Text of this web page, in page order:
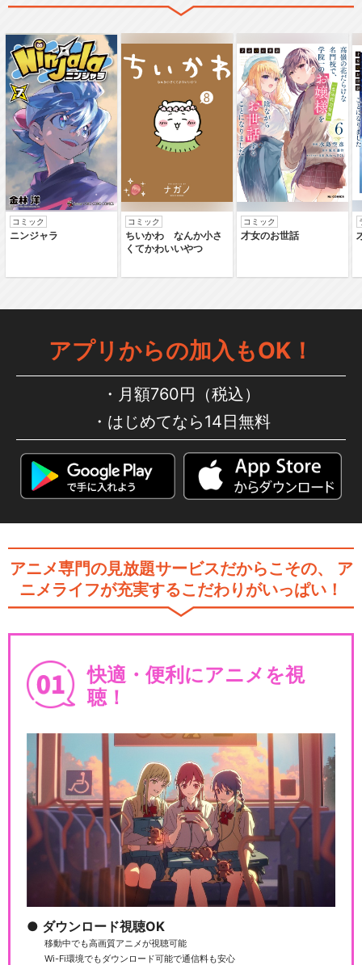
弱虫ペダル Ｒｅ：ＲＩＤＥ
弱虫ペダル Ｒｅ：ＲＯＡＤ
劇場版 弱虫ペダル
弱虫ペダル Re：GENERATIO
N
舞台『弱虫ペダル』The Cad
ence！
篇～眠れる直線鬼～
舞台『弱虫ペダル』インター
ハイ篇 The Fi…
コミック
ニンジャラ
コミック
ちいかわ なんか小さ
くてかわいいやつ
コミック
才女のお世話
アプリからの加入もOK！
月額760円（税込）
はじめてなら14日無料
アニメ専門の見放題サービスだからこその、
ア
ニメライフが充実するこだわりがいっぱい！
快適・便利にアニメを視
聴！
ダウンロード視聴OK
移動中でも高画質アニメが視聴可能
Wi-Fi環境でもダウンロード可能で通信料も安心